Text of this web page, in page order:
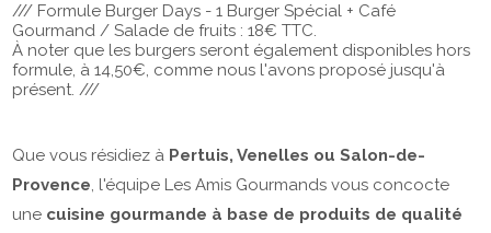
/// Formule Burger Days - 1 Burger Spécial + Café
Gourmand / Salade de fruits : 18€ TTC.
À noter que les burgers seront également disponibles hors
formule, à 14,50€, comme nous l'avons proposé jusqu'à
présent. ///
Que vous résidiez à Pertuis, Venelles ou Salon-de-
Provence, l'équipe Les Amis Gourmands vous concocte
une cuisine gourmande à base de produits de qualité